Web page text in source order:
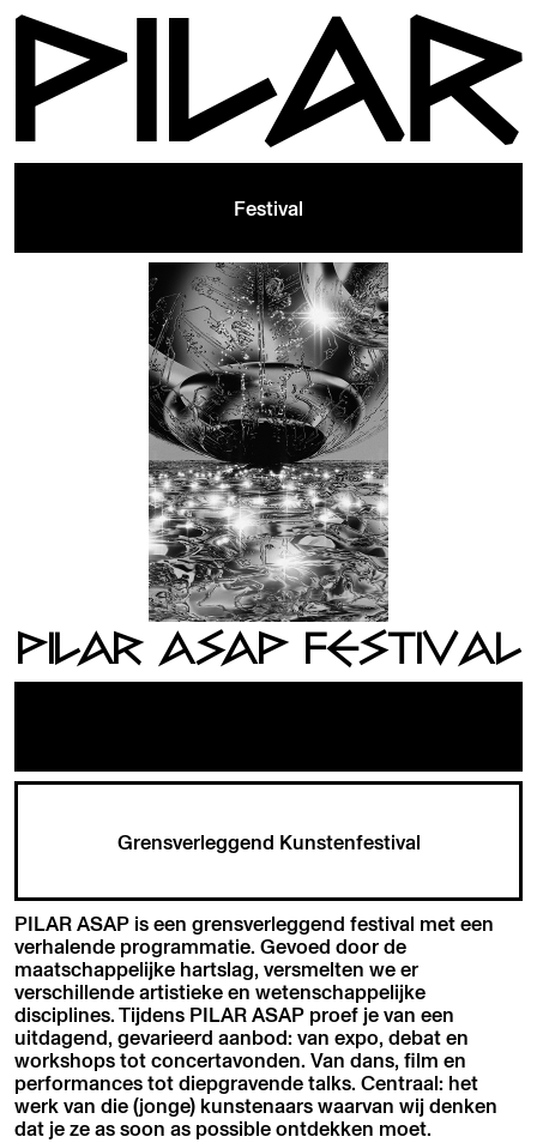
Festival
PILAR ASAP FESTIVAL
Grensverleggend Kunstenfestival
PILAR ASAP is een grensverleggend festival met een
verhalende programmatie. Gevoed door de
maatschappelijke hartslag, versmelten we er
verschillende artistieke en wetenschappelijke
disciplines. Tijdens PILAR ASAP proef je van een
uitdagend, gevarieerd aanbod: van expo, debat en
workshops tot concertavonden. Van dans, film en
performances tot diepgravende talks. Centraal: het
werk van die (jonge) kunstenaars waarvan wij denken
dat je ze as soon as possible ontdekken moet.